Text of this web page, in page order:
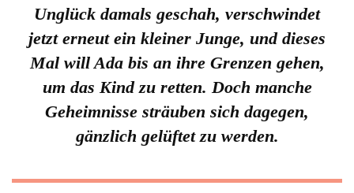
Unglück damals geschah, verschwindet
jetzt erneut ein kleiner Junge, und dieses
Mal will Ada bis an ihre Grenzen gehen,
um das Kind zu retten. Doch manche
Geheimnisse sträuben sich dagegen,
gänzlich gelüftet zu werden.